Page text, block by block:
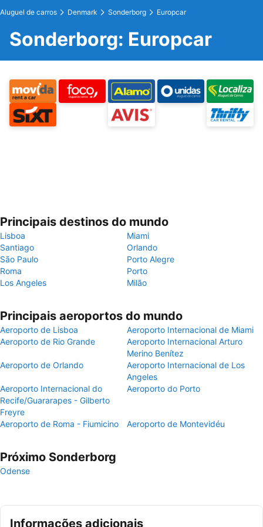
Aluguel de carros Denmark Sonderborg Europcar
Sonderborg: Europcar
Principais destinos do mundo
Lisboa
Miami
Santiago
Orlando
São Paulo
Porto Alegre
Roma
Porto
Los Angeles
Milão
Principais aeroportos do mundo
Aeroporto de Lisboa
Aeroporto Internacional de Miami
Aeroporto de Rio Grande
Aeroporto Internacional Arturo
Merino Benítez
Aeroporto de Orlando
Aeroporto Internacional de Los
Angeles
Aeroporto Internacional do
Recife/Guararapes - Gilberto
Freyre
Aeroporto do Porto
Aeroporto de Roma - Fiumicino Aeroporto de Montevidéu
Próximo Sonderborg
Odense
Informações adicionais